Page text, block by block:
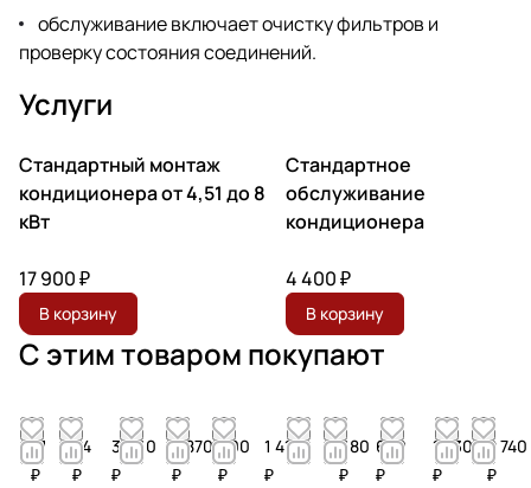
обслуживание включает очистку фильтров и
проверку состояния соединений.
Услуги
Стандартный монтаж
кондиционера от 4,51 до 8
кВт
17 900 ₽
В корзину
Стандартное
обслуживание
кондиционера
4 400 ₽
В корзину
С этим товаром покупают
41
₽
24
₽
3 060
₽
3 870
₽
900
₽
1 410
₽
680
₽
680
₽
1 530
₽
2 740
₽